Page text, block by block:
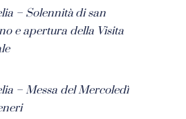
– Solennità di san
e apertura della Visita
– Messa del Mercoledì